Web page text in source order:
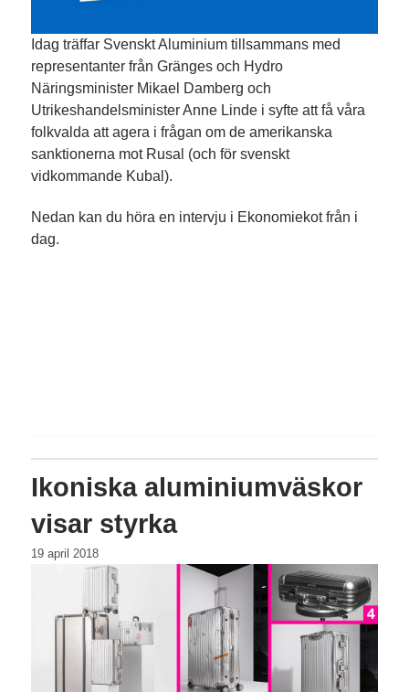
Idag träffar Svenskt Aluminium tillsammans med
representanter från Gränges och Hydro
Näringsminister Mikael Damberg och
Utrikeshandelsminister Anne Linde i syfte att få våra
folkvalda att agera i frågan om de amerikanska
sanktionerna mot Rusal (och för svenskt
vidkommande Kubal).
Nedan kan du höra en intervju i Ekonomiekot från i
dag.
Ikoniska aluminiumväskor
visar styrka
19 april 2018